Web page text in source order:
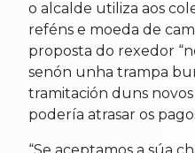
o alcalde utiliza aos
reféns e moeda de
proposta do rexedor
senón unha trampa
tramitación duns
podería atrasar os